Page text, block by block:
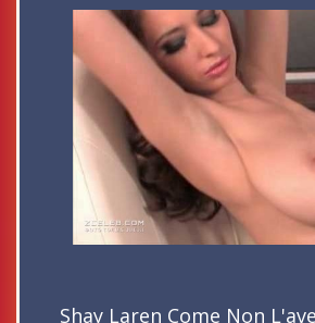
Shay Laren Come Non